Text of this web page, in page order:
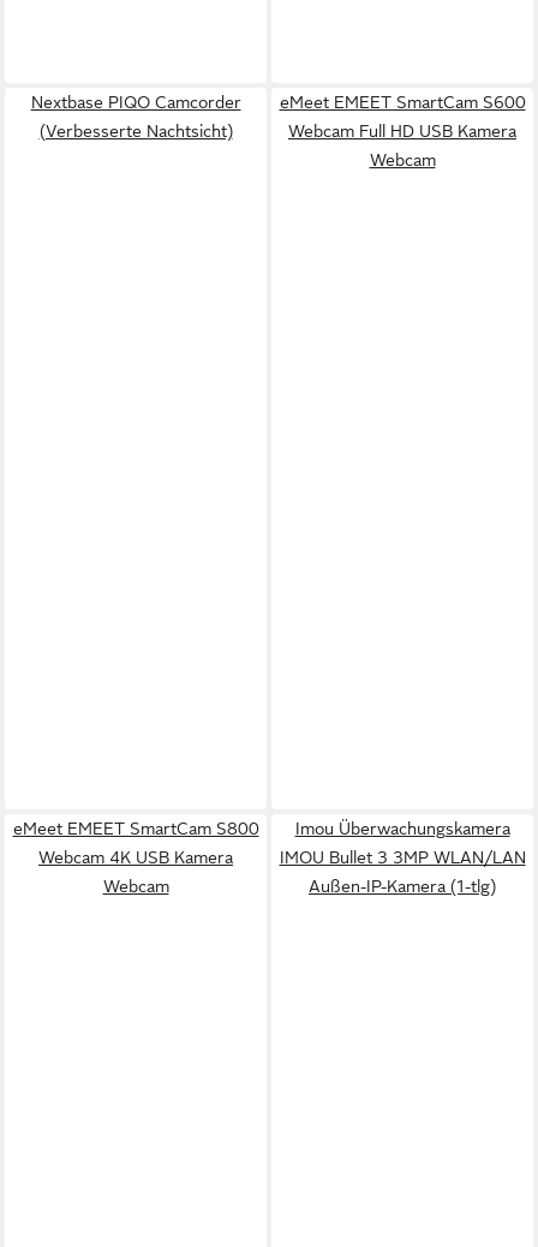
Nextbase PIQO Camcorder
(Verbesserte Nachtsicht)
eMeet EMEET SmartCam S600
Webcam Full HD USB Kamera
Webcam
eMeet EMEET SmartCam S800
Webcam 4K USB Kamera
Webcam
Imou Überwachungskamera
IMOU Bullet 3 3MP WLAN/LAN
Außen-IP-Kamera (1-tlg)